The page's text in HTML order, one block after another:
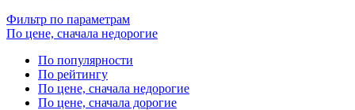
Фильтр по параметрам
По цене, сначала недорогие
По популярности
По рейтингу
По цене, сначала недорогие
По цене, сначала дорогие